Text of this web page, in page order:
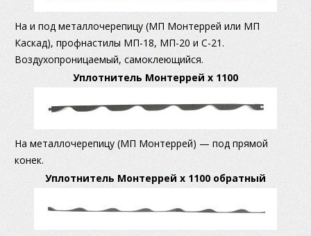
На и под металлочерепицу (МП Монтеррей или МП
Каскад), профнастилы МП-18, МП-20 и С-21.
Воздухопроницаемый, самоклеющийся.
Уплотнитель Монтеррей х 1100
На металлочерепицу (МП Монтеррей) — под прямой
конек.
Уплотнитель Монтеррей х 1100 обратный